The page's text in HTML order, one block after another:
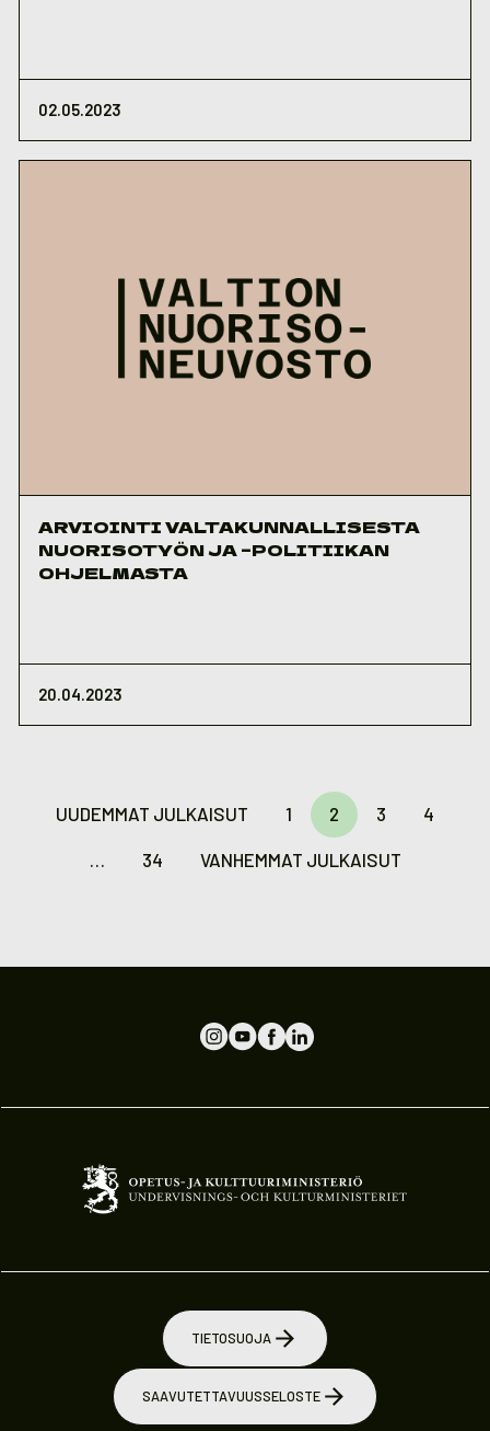
02.05.2023
ARVIOINTI VALTAKUNNALLISESTA
NUORISOTYÖN JA –POLITIIKAN
OHJELMASTA
20.04.2023
UUDEMMAT JULKAISUT 1 2 3 4
… 34 VANHEMMAT JULKAISUT
TIETOSUOJA
SAAVUTETTAVUUSSELOSTE